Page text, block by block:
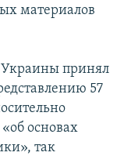
материалов
Украины принял
57
основах
так